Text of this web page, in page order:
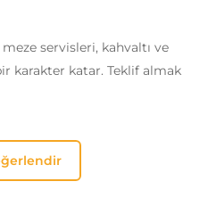
servisleri, kahvaltı ve
karakter katar. Teklif almak